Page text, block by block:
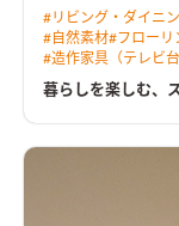
地よい空間。 奥行
が広がります。 リビングに隣り合う和室はＬＤＫと一体で使え
る開放的なスペー
りと納めた木製の
いだ雰囲気をつくっています。 Ｈ
#リビング・ダイニ
#自然素材# フローリ
#造作家具（テレビ台
暮らしを楽しむ、